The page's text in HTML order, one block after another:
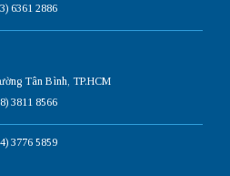
6361 2886
Tân Bình, TP.HCM
3811 8566
3776 5859